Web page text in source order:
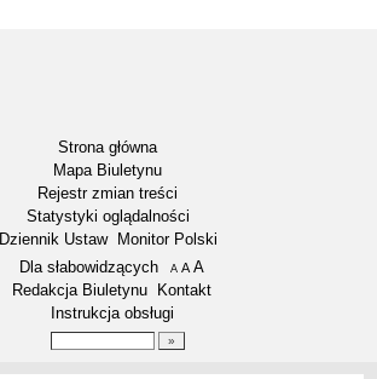
Strona główna
Mapa Biuletynu
Rejestr zmian treści
Statystyki oglądalności
Dziennik Ustaw
Monitor Polski
Menu dodatkowe
Dla słabowidzących A pomniejsz czcionkę
A standardowy rozmiar czcionki
A
Redakcja Biuletynu
Kontakt
Instrukcja obsługi